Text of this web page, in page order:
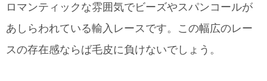
ロマンティックな雰囲気でビーズやスパンコールが
あしらわれている輸入レースです。この幅広のレー
スの存在感ならば毛皮に負けないでしょう。